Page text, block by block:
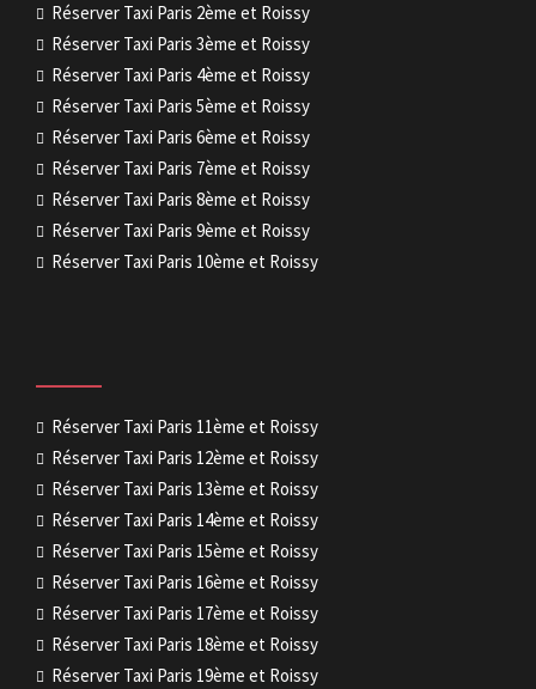
Réserver Taxi Paris 2ème et Roissy
Réserver Taxi Paris 3ème et Roissy
Réserver Taxi Paris 4ème et Roissy
Réserver Taxi Paris 5ème et Roissy
Réserver Taxi Paris 6ème et Roissy
Réserver Taxi Paris 7ème et Roissy
Réserver Taxi Paris 8ème et Roissy
Réserver Taxi Paris 9ème et Roissy
Réserver Taxi Paris 10ème et Roissy
Réserver Taxi Paris 11ème et Roissy
Réserver Taxi Paris 12ème et Roissy
Réserver Taxi Paris 13ème et Roissy
Réserver Taxi Paris 14ème et Roissy
Réserver Taxi Paris 15ème et Roissy
Réserver Taxi Paris 16ème et Roissy
Réserver Taxi Paris 17ème et Roissy
Réserver Taxi Paris 18ème et Roissy
Réserver Taxi Paris 19ème et Roissy